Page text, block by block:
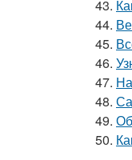
43.
44.
45.
46.
47.
48.
49.
50.